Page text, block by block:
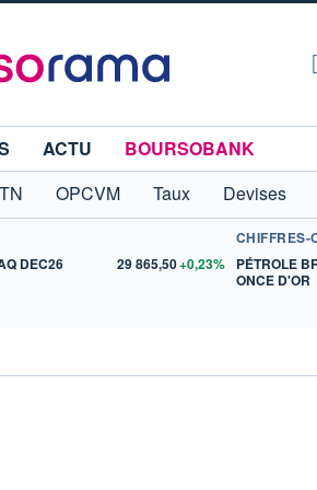
ACTU
BOURSOBANK
OPCVM Taux Devises
DEC26 29 865,50+0,23%
CHIFFRES-
PÉTROLE
ONCE D'OR